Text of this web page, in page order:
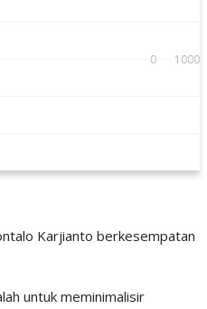
1000
0
Karjianto berkesempatan
untuk meminimalisir